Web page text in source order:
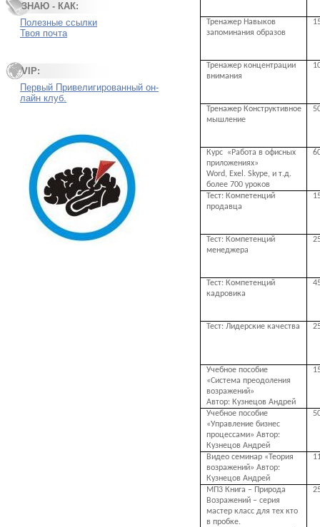
ЗНАЮ - КАК:
Полезные ссылки
Твоя почта
VIP:
Первый Привелигированный он-
лайн клуб.
Тренажер Навыков
запоминания образов
Тренажер концентрации
внимания
Тренажер Конструктивное
мышление
Курс
«Работа в офисных
приложениях»
Word, Exel. Skype, и т.д.
более 700 уроков
Тест: Компетенций
продавца
Тест: Компетенций
менеджера
Тест: Компетенций
кадровика
Тест: Лидерские качества
Учебное пособие
«Система преодоления
возражений»
Автор: Кузнецов Андрей
Учебное пособие
«Управление бизнес
процессами» Автор:
Кузнецов Андрей
Видео семинар «Теория
возражений» Автор:
Кузнецов Андрей
МП3 Книга – Природа
Возражений – серия
мастер класс для тех кто
в пробке.